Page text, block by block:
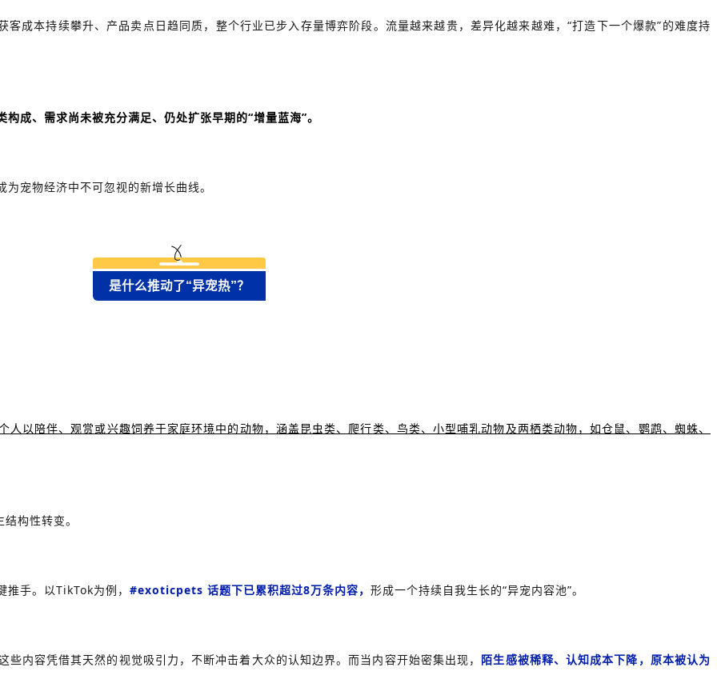
成本持续攀升、产品卖点日趋同质，整个行业已步入存量博弈阶段。流量越来越贵，差异化越来越难，“打造下一个爆款”的难度持
成、需求尚未被充分满足、仍处扩张早期的“增量蓝海”。
宠物经济中不可忽视的新增长曲线。
是什么推动了“异宠热”？
以陪伴、观赏或兴趣饲养于家庭环境中的动物，涵盖昆虫类、爬行类、鸟类、小型哺乳动物及两栖类动物，如仓鼠、鹦鹉、蜘蛛、
构性转变。
手。以TikTok为例， #exoticpets 话题下已累积超过8万条内容， 形成一个持续自我生长的“异宠内容池”。
内容凭借其天然的视觉吸引力，不断冲击着大众的认知边界。而当内容开始密集出现， 陌生感被稀释、认知成本下降，原本被认为